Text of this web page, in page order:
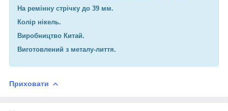
На ремінну стрічку до 39 мм.
Колір нікель.
Виробництво Китай.
Виготовлений з металу-лиття.
Приховати